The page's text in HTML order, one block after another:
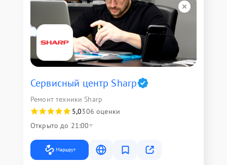
Сервисный центр Sharp
Ремонт техники Sharp
5,0306 оценки
Открыто до 21:00
Маршрут